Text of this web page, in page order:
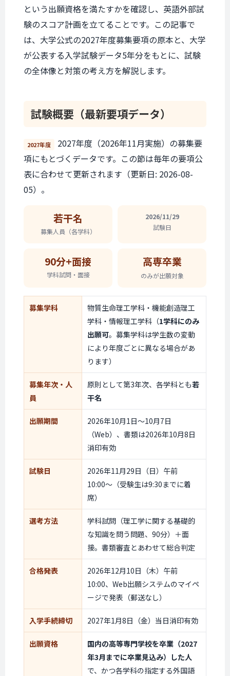
という出願資格を満たすかを確認し、英語外部試
験のスコア計画を立てることです。この記事で
は、大学公式の2027年度募集要項の原本と、大学
が公表する入学試験データ5年分をもとに、試験
の全体像と対策の考え方を解説します。
試験概要 （最新要項データ）
2027年度
2027年度（2026年11月実施）の募集要
項にもとづくデータです。この節は毎年の要項公
表に合わせて更新されます（更新日: 2026-08-
05）。
若干名
募集人員（各学科）
2026/11/29
試験日
90分+面接
学科試問・面接
高専卒業
のみが出願対象
募集学科
物質生命理工学科・機能創造理工
学科・情報理工学科（1学科にのみ
出願可。募集学科は学生数の変動
により年度ごとに異なる場合があ
ります）
募集年次・人
員
原則として第3年次、各学科とも若
干名
出願期間
2026年10月1日〜10月7日
（Web）、書類は2026年10月8日
消印有効
試験日
2026年11月29日（日）午前
10:00〜（受験生は9:30までに着
席）
選考方法
学科試問（理工学に関する基礎的
な知識を問う問題、90分）＋面
接。書類審査とあわせて総合判定
合格発表
2026年12月10日（木）午前
10:00、Web出願システムのマイペ
ージで発表（郵送なし）
入学手続締切 2027年1月8日（金）当日消印有効
出願資格
国内の高等専門学校を卒業（2027
年3月までに卒業見込み）した人
で、かつ各学科の指定する外国語